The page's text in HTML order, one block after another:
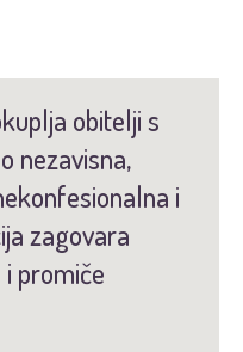
obitelji s
nezavisna,
i
zagovara
promiče